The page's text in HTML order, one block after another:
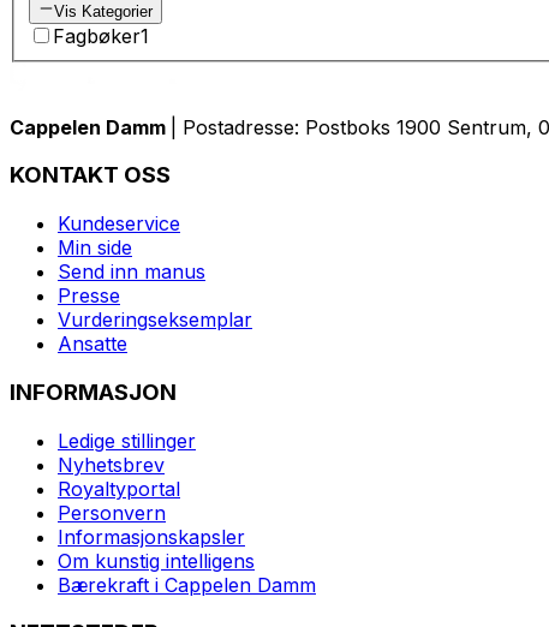
Vis Kategorier
Fagbøker1
Cappelen Damm | Postadresse: Postboks 1900 Sentrum,
KONTAKT OSS
Kundeservice
Min side
Send inn manus
Presse
Vurderingseksemplar
Ansatte
INFORMASJON
Ledige stillinger
Nyhetsbrev
Royaltyportal
Personvern
Informasjonskapsler
Om kunstig intelligens
Bærekraft i Cappelen Damm